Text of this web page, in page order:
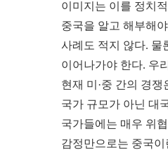
이미지는 이를 정치
중국을 알고 해부해
사례도 적지 않다. 물
이어나가야 한다. 우
현재 미·중 간의 경
국가 규모가 아닌 대
국가들에는 매우 위
감정만으로는 중국